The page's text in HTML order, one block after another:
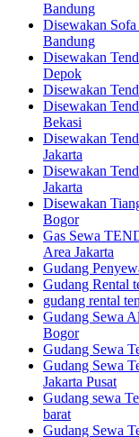
Bandung
Disewakan
Bandung
Disewakan
Depok
Disewakan
Disewakan
Bekasi
Disewakan
Jakarta
Disewakan
Jakarta
Disewakan
Bogor
Gas Sewa
Area Jakarta
Gudang
Gudang Rental
gudang rental
Gudang Sewa
Bogor
Gudang Sewa
Gudang Sewa
Jakarta Pusat
Gudang sewa
barat
Gudang Sewa